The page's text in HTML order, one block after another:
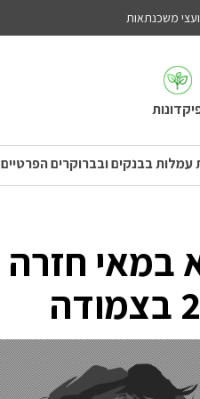
משכנתאות
עמלות בבנקים ובברוקרים הפרטיים